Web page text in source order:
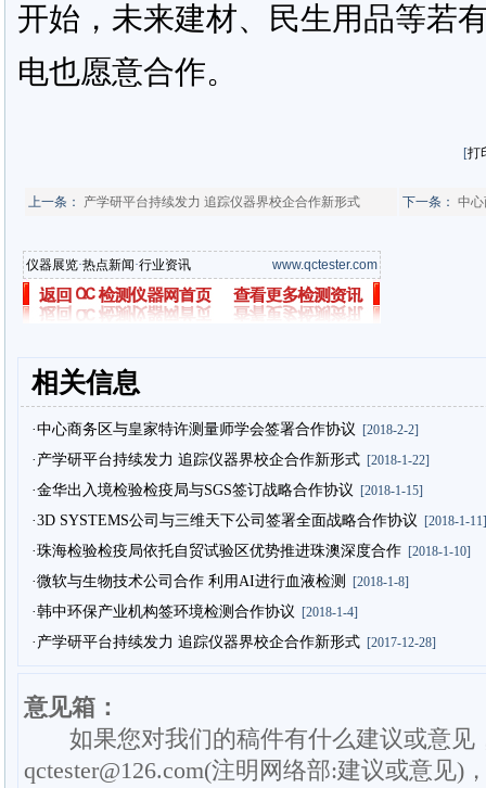
开始，未来建材、民生用品等若
电也愿意合作。
[打
上一条： 产学研平台持续发力 追踪仪器界校企合作新形式 下一条： 中
仪器展览·热点新闻·行业资讯 www.qctester.com
相关信息
·中心商务区与皇家特许测量师学会签署合作协议 [2018-2-2]
·产学研平台持续发力 追踪仪器界校企合作新形式[2018-1-22]
·金华出入境检验检疫局与SGS签订战略合作协议 [2018-1-15]
·3D SYSTEMS公司与三维天下公司签署全面战略合作协议 [2018-1-11]
·珠海检验检疫局依托自贸试验区优势推进珠澳深度合作[2018-1-10]
·微软与生物技术公司合作 利用AI进行血液检测 [2018-1-8]
·韩中环保产业机构签环境检测合作协议 [2018-1-4]
·产学研平台持续发力 追踪仪器界校企合作新形式[2017-12-28]
意见箱：
如果您对我们的稿件有什么建议或意见
qctester@126.com(注明网络部:建议或意见)